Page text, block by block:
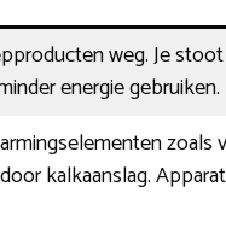
weg. Je
energie gebruiken.
zoals
kalkaanslag.